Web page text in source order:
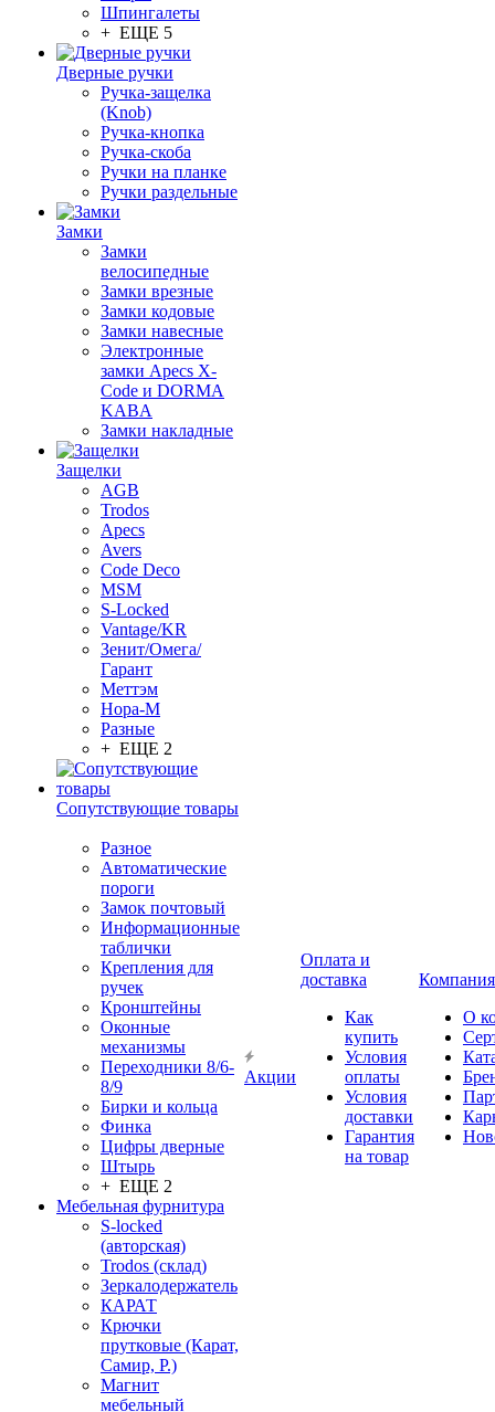
Шпингалеты
+ ЕЩЕ 5
Дверные ручки
Ручка-защелка
(Knob)
Ручка-кнопка
Ручка-скоба
Ручки на планке
Ручки раздельные
Замки
Замки
велосипедные
Замки врезные
Замки кодовые
Замки навесные
Электронные
замки Apecs X-
Code и DORMA
KABA
Замки накладные
Защелки
AGB
Trodos
Apecs
Avers
Code Deco
MSM
S-Locked
Vantage/KR
Зенит/Омега/
Гарант
Меттэм
Нора-М
Разные
+ ЕЩЕ 2
Сопутствующие товары
Разное
Автоматические
пороги
Замок почтовый
Информационные
таблички
Крепления для
ручек
Кронштейны
Оконные
механизмы
Переходники 8/6-
8/9
Бирки и кольца
Финка
Цифры дверные
Штырь
+ ЕЩЕ 2
Мебельная фурнитура
S-locked
(авторская)
Trodos (склад)
Зеркалодержатель
КАРАТ
Крючки
прутковые (Карат,
Самир, Р.)
Магнит
мебельный
Акции
Оплата и
доставка
Как
купить
Условия
оплаты
Условия
доставки
Гарантия
на товар
Компания
О